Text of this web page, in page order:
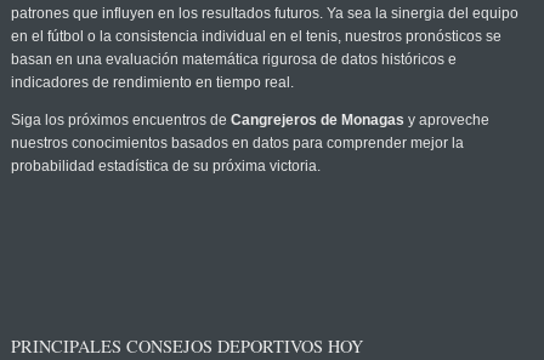
patrones que influyen en los resultados futuros. Ya sea la sinergia del equipo
en el fútbol o la consistencia individual en el tenis, nuestros pronósticos se
basan en una evaluación matemática rigurosa de datos históricos e
indicadores de rendimiento en tiempo real.
Siga los próximos encuentros de Cangrejeros de Monagas y aproveche
nuestros conocimientos basados en datos para comprender mejor la
probabilidad estadística de su próxima victoria.
PRINCIPALES CONSEJOS DEPORTIVOS HOY